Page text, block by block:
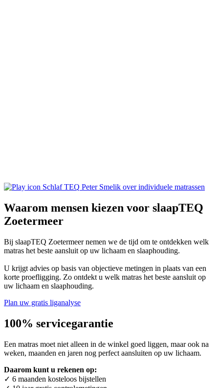
Peter Smelik over individuele matrassen
Waarom mensen kiezen voor slaapTEQ
Zoetermeer
Bij slaapTEQ Zoetermeer nemen we de tijd om te ontdekken welk
matras het beste aansluit op uw lichaam en slaaphouding.
U krijgt advies op basis van objectieve metingen in plaats van een
korte proefligging. Zo ontdekt u welk matras het beste aansluit op
uw lichaam en slaaphouding.
Plan uw gratis liganalyse
100% servicegarantie
Een matras moet niet alleen in de winkel goed liggen, maar ook na
weken, maanden en jaren nog perfect aansluiten op uw lichaam.
Daarom kunt u rekenen op:
✓ 6 maanden kosteloos bijstellen